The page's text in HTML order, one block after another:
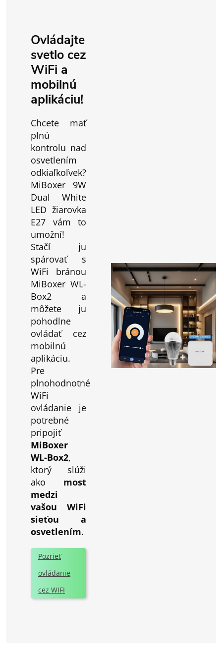
Ovládajte
svetlo cez
WiFi a
mobilnú
aplikáciu!
Chcete mať
plnú
kontrolu nad
osvetlením
odkiaľkoľvek?
MiBoxer 9W
Dual White
LED žiarovka
E27 vám to
umožní!
Stačí ju
spárovať s
WiFi bránou
MiBoxer WL-
Box2 a
môžete ju
pohodlne
ovládať cez
mobilnú
aplikáciu.
Pre
plnohodnotné
WiFi
ovládanie je
potrebné
pripojiť
MiBoxer
WL-Box2,
ktorý slúži
ako most
medzi
vašou WiFi
sieťou a
osvetlením.
Pozrieť
ovládanie
cez WIFI